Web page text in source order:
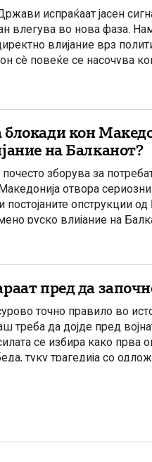
испраќаат јасен
влегува во нова фаза.
влијание врз
сè повеќе се насочува
и стабилност во
кон
на Балканот?
зборува за
отвора
постојаните опструкции
руско влијание на
пред да
точно правило во
треба да дојде пред
се избира како прва
туку трагедија со
што нема можност за